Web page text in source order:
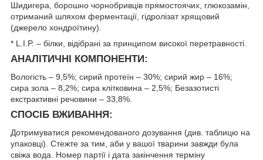
Шидигера, борошно чорнобривців прямостоячих, глюкозамін,
отриманий шляхом ферментації, гідролізат хрящовий
(джерело хондроїтину).
* L.I.P. – білки, відібрані за принципом високої перетравності.
АНАЛІТИЧНІ КОМПОНЕНТИ:
Вологість – 9,5%; сирий протеїн – 30%; сирий жир – 16%;
сира зола – 8,2%; сира клітковина – 2,5%; Безазотисті
екстрактивні речовини – 33,8%.
СПОСІБ ВЖИВАННЯ:
Дотримуватися рекомендованого дозування (див. таблицю на
упаковці). Стежте за тим, аби у вашої тварини завжди була
свіжа вода. Номер партії і дата закінчення терміну